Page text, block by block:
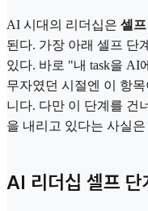
AI 시대의 리더십은 셀프
된다. 가장 아래 셀프 단
있다. 바로 "내 task을 AI
무자였던 시절엔 이 항
니다. 다만 이 단계를 건
을 내리고 있다는 사실
AI 리더십 셀프 단